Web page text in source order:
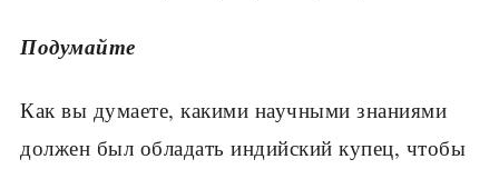
Подумайте
Как вы думаете, какими научными знаниями
должен был обладать индийский купец, чтобы